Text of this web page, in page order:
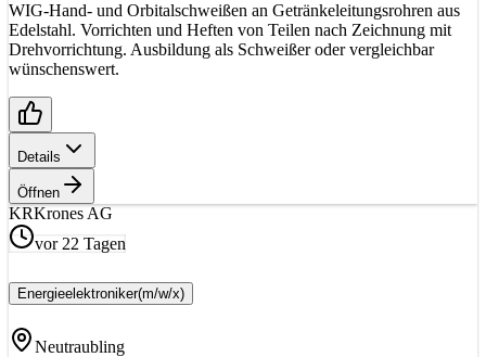
WIG-Hand- und Orbitalschweißen an Getränkeleitungsrohren aus
Edelstahl. Vorrichten und Heften von Teilen nach Zeichnung mit
Drehvorrichtung. Ausbildung als Schweißer oder vergleichbar
wünschenswert.
Details
Öffnen
KRKrones AG
vor 22 Tagen
Energieelektroniker(m/w/x)
Neutraubling